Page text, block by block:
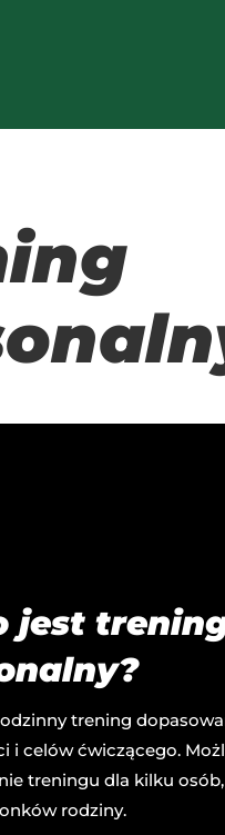
jest
trening
i celów ćwiczącego.
treningu dla kilku
rodziny.